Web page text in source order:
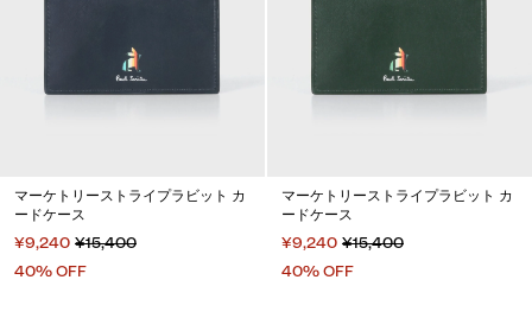
マーケトリーストライプラビット カ
ードケース
¥9,240 ¥15,400
40% OFF
マーケトリーストライプラビット カ
ードケース
¥9,240 ¥15,400
40% OFF